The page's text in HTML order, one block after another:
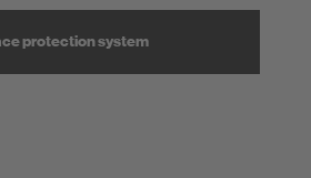
protection system